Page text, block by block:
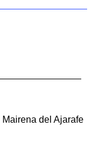
del Ajarafe